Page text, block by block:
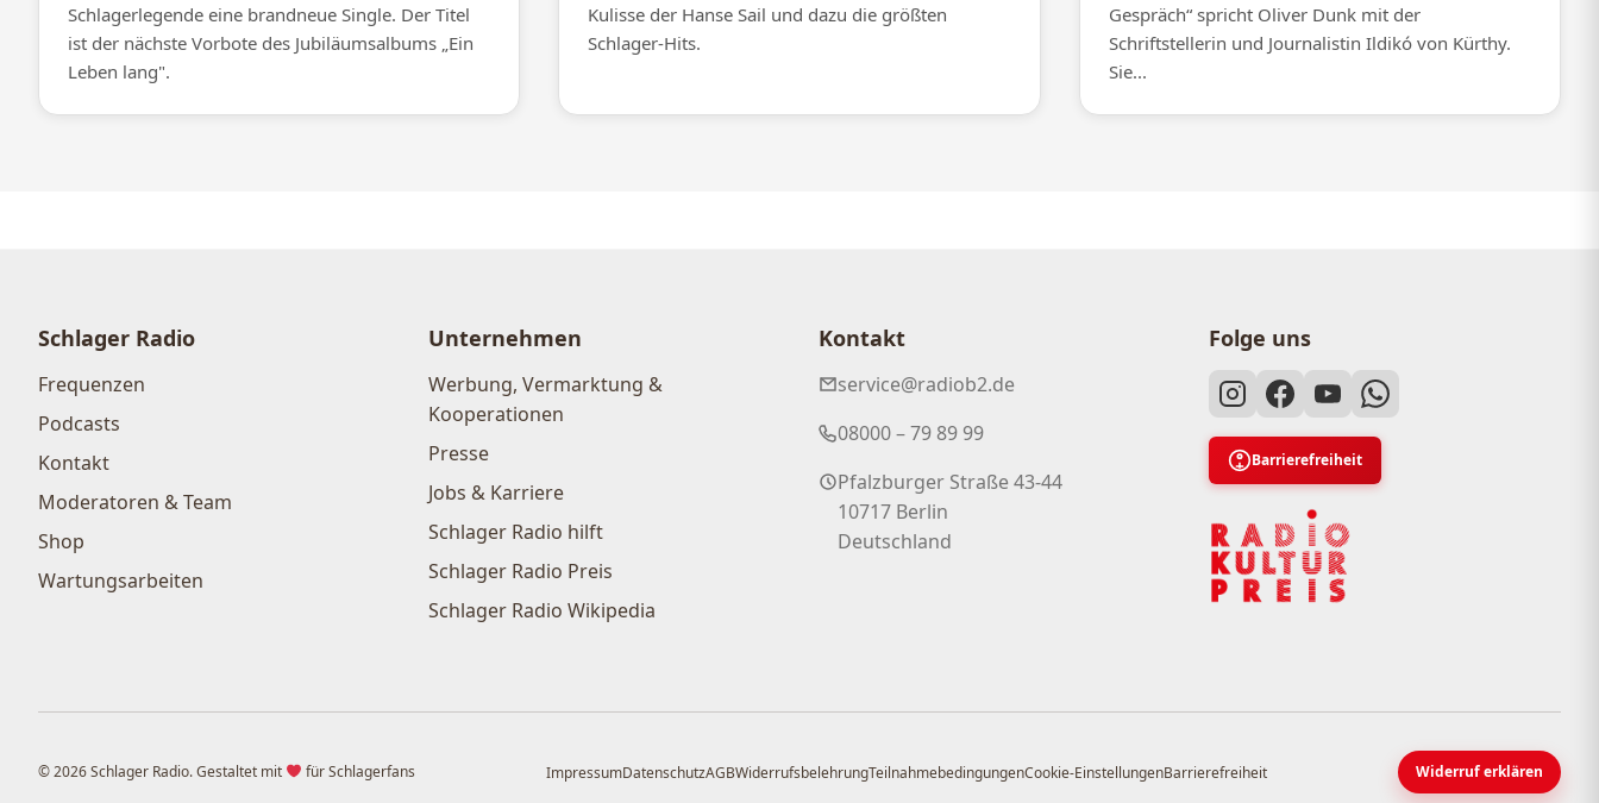
Schlagerlegende eine brandneue Single. Der Titel
ist der nächste Vorbote des Jubiläumsalbums „Ein
Leben lang".
Kulisse der Hanse Sail und dazu die größten
Schlager-Hits.
Gespräch“ spricht Oliver Dunk mit der
Schriftstellerin und Journalistin Ildikó von Kürthy.
Sie...
Schlager Radio
Frequenzen
Podcasts
Kontakt
Moderatoren & Team
Shop
Wartungsarbeiten
Unternehmen
Werbung, Vermarktung &
Kooperationen
Presse
Jobs & Karriere
Schlager Radio hilft
Schlager Radio Preis
Schlager Radio Wikipedia
Kontakt
service@radiob2.de
08000 – 79 89 99
Pfalzburger Straße 43-44
10717 Berlin
Deutschland
Folge uns
Barrierefreiheit
© 2026 Schlager Radio. Gestaltet mit für Schlagerfans ImpressumDatenschutzAGBWiderrufsbelehrungTeilnahmebedingungenCookie-EinstellungenBarrierefreiheit Widerruf erklären